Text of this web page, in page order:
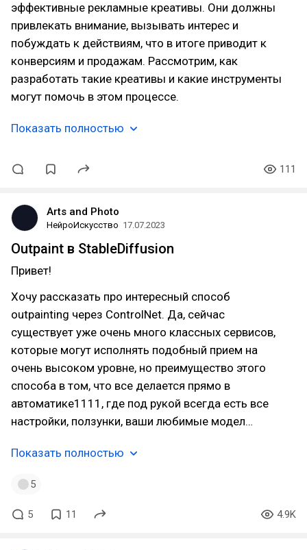
эффективные рекламные креативы. Они должны
привлекать внимание, вызывать интерес и
побуждать к действиям, что в итоге приводит к
конверсиям и продажам. Рассмотрим, как
разработать такие креативы и какие инструменты
могут помочь в этом процессе.
Показать полностью
111
Arts and Photo
НейроИскусство 17.07.2023
Outpaint в StableDiffusion
Привет!
Хочу рассказать про интересный способ
outpainting через ControlNet. Да, сейчас
существует уже очень много классных сервисов,
которые могут исполнять подобный прием на
очень высоком уровне, но преимущество этого
способа в том, что все делается прямо в
автоматике1111, где под рукой всегда есть все
настройки, ползунки, ваши любимые модел…
Показать полностью
5
5 11 4.9K